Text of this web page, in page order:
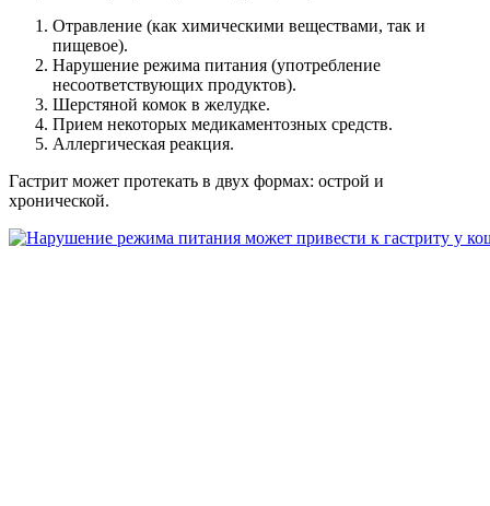
Отравление (как химическими веществами, так и
пищевое).
Нарушение режима питания (употребление
несоответствующих продуктов).
Шерстяной комок в желудке.
Прием некоторых медикаментозных средств.
Аллергическая реакция.
Гастрит может протекать в двух формах: острой и
хронической.